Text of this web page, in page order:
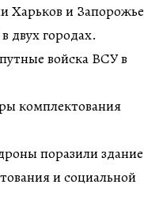
Харьков и Запорожье
двух городах.
войска ВСУ в
комплектования
поразили здание
и социальной